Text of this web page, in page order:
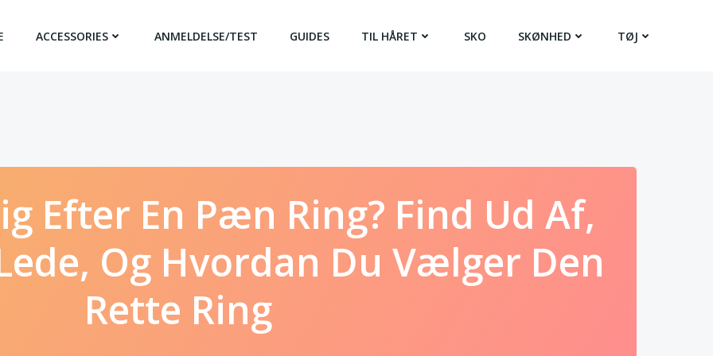
ACCESSORIES ANMELDELSE/TEST GUIDES TIL HÅRET SKO SKØNHED TØJ
Efter En Pæn Ring? Find Ud Af,
Og Hvordan Du Vælger Den
Rette Ring